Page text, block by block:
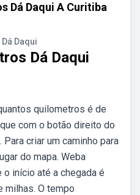
Dá Daqui A Curitiba
Daqui
Dá Daqui
quilometros é de
com o botão direito do
criar um caminho para
do mapa. Weba
início até a chegada é
milhas. O tempo